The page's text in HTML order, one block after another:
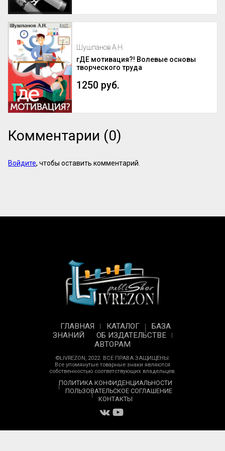
Шушпанов А.Н.
гДЕ мотивация?! Волевые основы
творческого труда
1250 руб.
Комментарии (0)
Войдите, чтобы оставить комментарий.
ГЛАВНАЯ КАТАЛОГ
БАЗА
ЗНАНИЙ
ОБ ИЗДАТЕЛЬСТВЕ
АВТОРАМ
©LIVREZON, 2022. ВСЕ ПРАВА ЗАЩИЩЕНЫ.
Все упомянутые товарные знаки являются
собственностью соответствующих владельцев.
ПОЛИТИКА КОНФИДЕНЦИАЛЬНОСТИ
ПОЛЬЗОВАТЕЛЬСКОЕ СОГЛАШЕНИЕ
КОНТАКТЫ